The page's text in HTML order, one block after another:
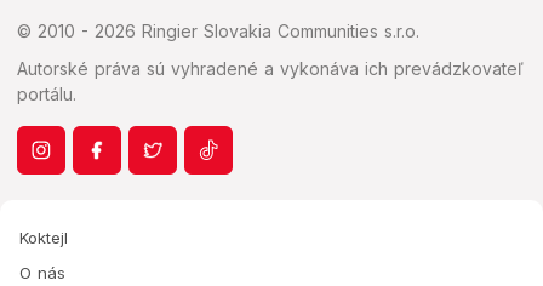
© 2010 - 2026 Ringier Slovakia Communities s.r.o.
Autorské práva sú vyhradené a vykonáva ich prevádzkovateľ
portálu.
Koktejl
O nás